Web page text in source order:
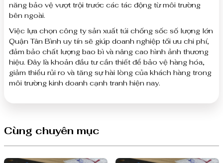
năng bảo vệ vượt trội trước các tác động từ môi trường
bên ngoài.
Việc lựa chọn công ty sản xuất túi chống sốc số lượng lớn
Quận Tân Bình uy tín sẽ giúp doanh nghiệp tối ưu chi phí,
đảm bảo chất lượng bao bì và nâng cao hình ảnh thương
hiệu. Đây là khoản đầu tư cần thiết để bảo vệ hàng hóa,
giảm thiểu rủi ro và tăng sự hài lòng của khách hàng trong
môi trường kinh doanh cạnh tranh hiện nay.
Cùng chuyên mục